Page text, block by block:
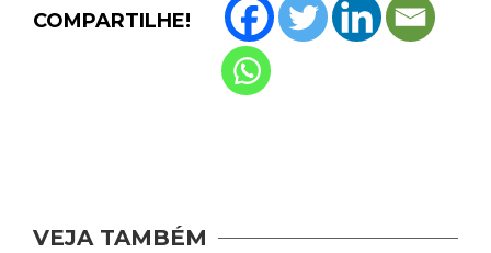
COMPARTILHE!
VEJA TAMBÉM